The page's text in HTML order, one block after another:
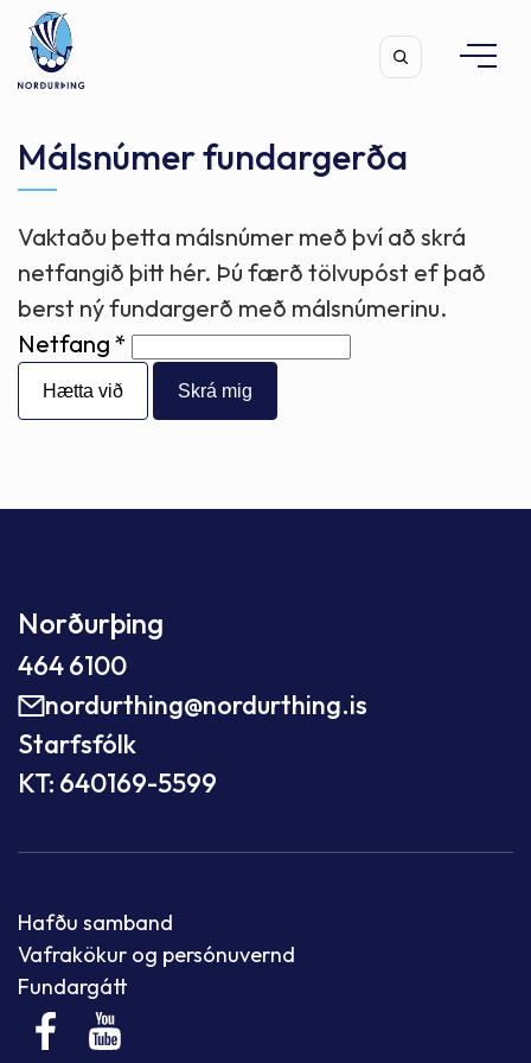
Leita
Málsnúmer fundargerða
Vaktaðu þetta málsnúmer með því að skrá
netfangið þitt hér. Þú færð tölvupóst ef það
berst ný fundargerð með málsnúmerinu.
Netfang
Hætta við
Norðurþing
464 6100
nordurthing@nordurthing.is
Starfsfólk
KT: 640169-5599
Hafðu samband
Vafrakökur og persónuvernd
Fundargátt